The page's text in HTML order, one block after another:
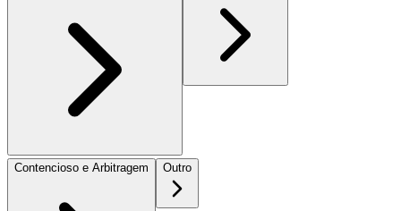
Contencioso e Arbitragem Outro